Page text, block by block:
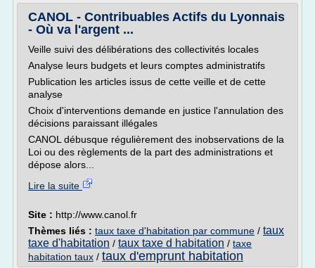
CANOL - Contribuables Actifs du Lyonnais
- Où va l'argent ...
Veille suivi des délibérations des collectivités locales
Analyse leurs budgets et leurs comptes administratifs
Publication les articles issus de cette veille et de cette
analyse
Choix d'interventions demande en justice l'annulation des
décisions paraissant illégales
CANOL débusque régulièrement des inobservations de la
Loi ou des règlements de la part des administrations et
dépose alors...
Lire la suite
Site : http://www.canol.fr
Thèmes liés : taux taxe d'habitation par commune / taux
taxe d'habitation / taux taxe d habitation / taxe
habitation taux / taux d'emprunt habitation